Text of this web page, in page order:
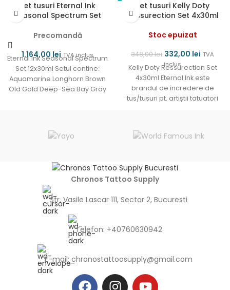
Set tusuri Eternal Ink
Seasonal Spectrum Set
Precomandă
1.164,00lei TVA inclus
Eternal Ink Seasonal Spectrum
Set 12x30ml Setul contine:
Aquamarine Longhorn Brown
Old Gold Deep-Sea Bay Gray
Set tusuri Kelly Doty
Ressurection Set 4x30ml
Stoc epuizat
348,00lei 332,00 lei TVA
inclus
Kelly Doty Ressurection Set
4x30ml Eternal Ink este
brandul de încredere de
tus/tusuri pt. artiștii tatuatori
Chronos Tattoo Supply
Str. Vasile Lascar 111, Sector 2, Bucuresti
Telefon: +40760630942
E-mail: chronostattoosupply@gmail.com